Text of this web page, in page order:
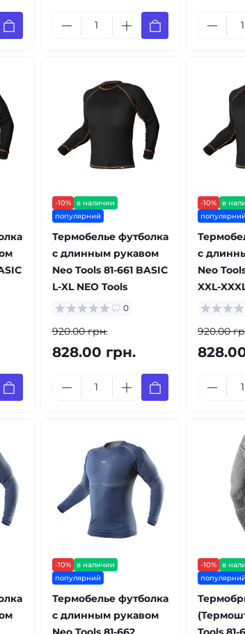
-10%
в наличии
популярний
Термобелье футболка
с длинным рукавом
Neo Tools 81-661 BASIC
L-XL NEO Tools
0
920.00 грн.
828.00 грн.
-10%
в
популярний
с
Neo
XXL-
920.00
-10%
в наличии
популярний
Термобелье футболка
с длинным рукавом
-10%
в
популярний